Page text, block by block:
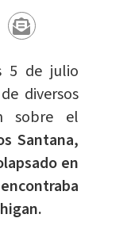
5 de julio
diversos
sobre el
Santana,
en